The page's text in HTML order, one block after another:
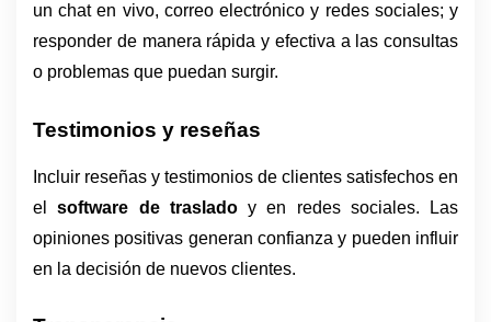
un chat en vivo, correo electrónico y redes sociales; y
responder de manera rápida y efectiva a las consultas
o problemas que puedan surgir.
Testimonios y reseñas
Incluir reseñas y testimonios de clientes satisfechos en
el software de traslado y en redes sociales. Las
opiniones positivas generan confianza y pueden influir
en la decisión de nuevos clientes.